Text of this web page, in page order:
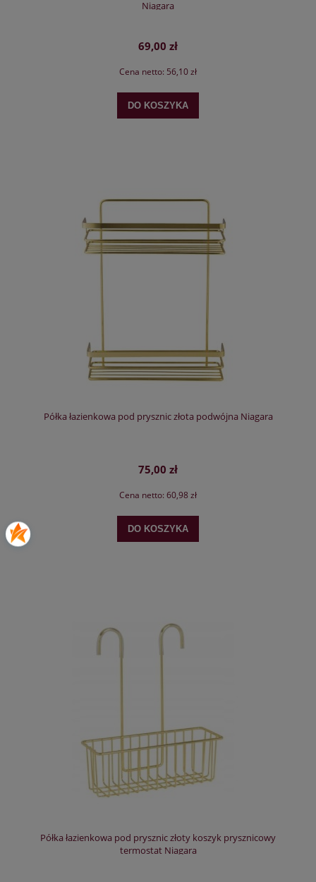
Niagara
69,00 zł
Cena netto: 56,10 zł
DO KOSZYKA
Półka łazienkowa pod prysznic złota podwójna Niagara
75,00 zł
Cena netto: 60,98 zł
DO KOSZYKA
Półka łazienkowa pod prysznic złoty koszyk prysznicowy
termostat Niagara